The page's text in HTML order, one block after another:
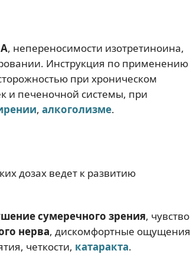
, непереносимости изотретиноина,
Инструкция по применению
при хроническом
и печеночной системы, при
, алкоголизме.
дозах ведет к развитию
сумеречного зрения, чувство
нерва, дискомфортные ощущения
четкости, катаракта.